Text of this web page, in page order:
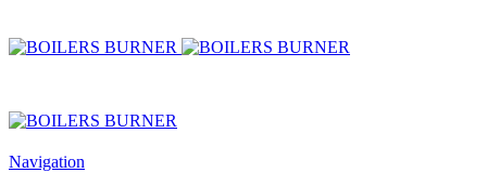
Navigation